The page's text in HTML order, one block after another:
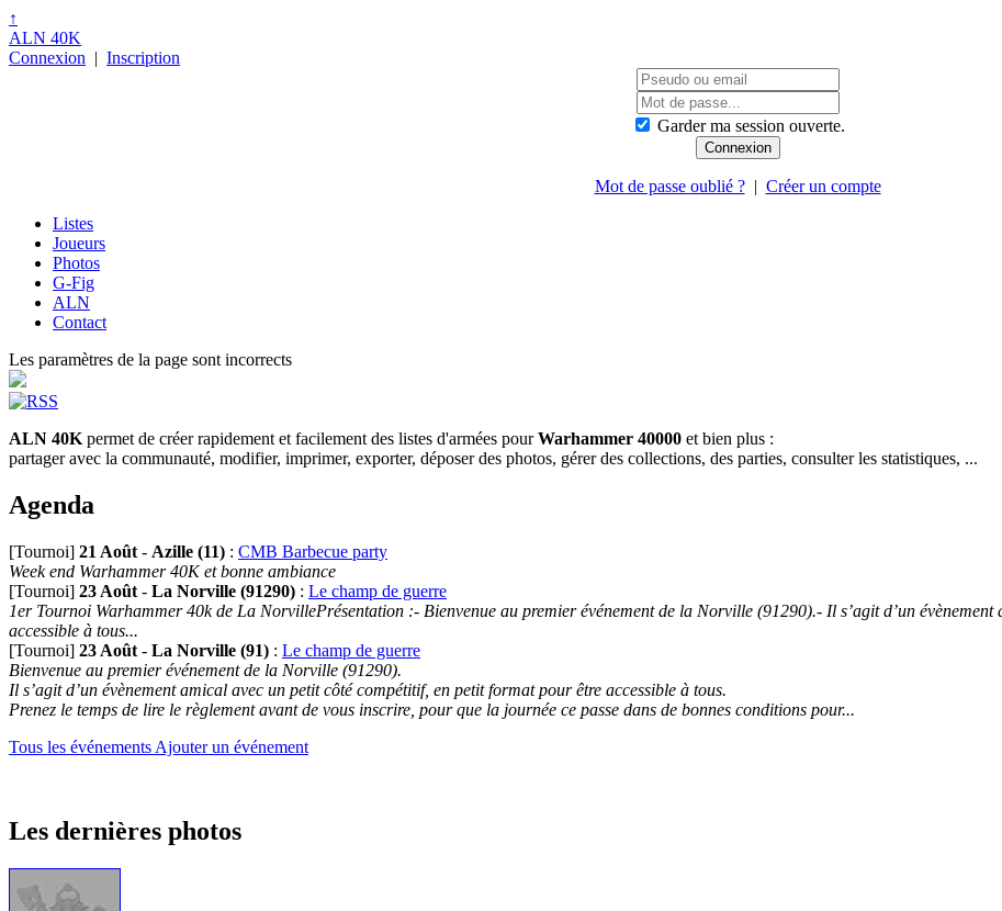
↑
ALN 40K
Connexion | Inscription
Garder ma session ouverte.
Mot de passe oublié ?| Créer un compte
Listes
Joueurs
Photos
G-Fig
ALN
Contact
Les paramètres de la page sont incorrects
ALN 40K permet de créer rapidement et facilement des listes d'armées pourWarhammer 40000 et bien plus :
partager avec la communauté, modifier, imprimer, exporter, déposer des photos, gérer des collections, des parties, consulter les statistiques, ...
Agenda
[Tournoi] 21 Août - Azille (11) : CMB Barbecue party
Week end Warhammer 40K et bonne ambiance
[Tournoi] 23 Août - La Norville (91290) : Le champ de guerre
1er Tournoi Warhammer 40k de La NorvillePrésentation :- Bienvenue au premier événement de la Norville (91290).- Il s’agit d’un
accessible à tous...
[Tournoi] 23 Août - La Norville (91) : Le champ de guerre
Bienvenue au premier événement de la Norville (91290).
Il s’agit d’un évènement amical avec un petit côté compétitif, en petit format pour être accessible à tous.
Prenez le temps de lire le règlement avant de vous inscrire, pour que la journée ce passe dans de bonnes conditions pour...
Tous les événements Ajouter un événement
Les dernières photos